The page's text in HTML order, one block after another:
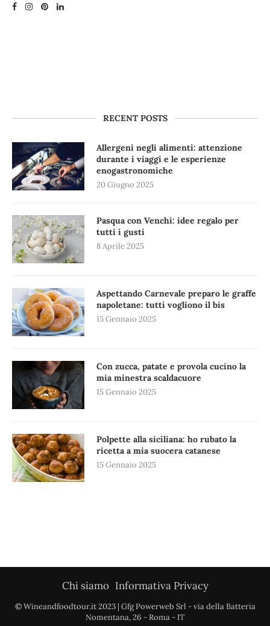
RECENT POSTS
Allergeni negli alimenti: attenzione
durante i viaggi e le esperienze
enogastronomiche
20 Giugno 2025
Pasqua con Venchi: idee regalo per
tutti i gusti
8 Aprile 2025
Aspettando Carnevale preparo le graffe
napoletane: tutti vogliono il bis
15 Gennaio 2025
Con zucca, patate e provola cucino la
mia minestra scaldacuore
15 Gennaio 2025
Polpette alla siciliana: ho rubato la
ricetta a mia suocera catanese
15 Gennaio 2025
Chi siamo Informativa Privacy
© Wineandfoodtour.it 2023 | Gfg Powerweb Srl - via della Batteria
Nomentana, 26 - Roma - IT